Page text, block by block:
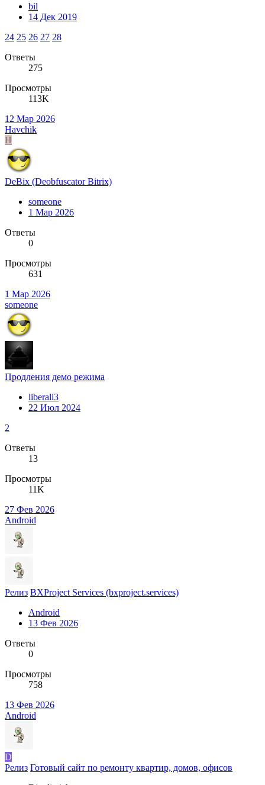
bil
14 Дек 2019
24 25 26 27 28
Ответы
275
Просмотры
113K
12 Мар 2026
Havchik
H
DeBix (Deobfuscator Bitrix)
someone
1 Мар 2026
Ответы
0
Просмотры
631
1 Мар 2026
someone
Продления демо режима
liberali3
22 Июл 2024
2
Ответы
13
Просмотры
11K
27 Фев 2026
Android
Релиз BXProject Services (bxproject.services)
Android
13 Фев 2026
Ответы
0
Просмотры
758
13 Фев 2026
Android
D
Релиз Готовый сайт по ремонту квартир, домов, офисов